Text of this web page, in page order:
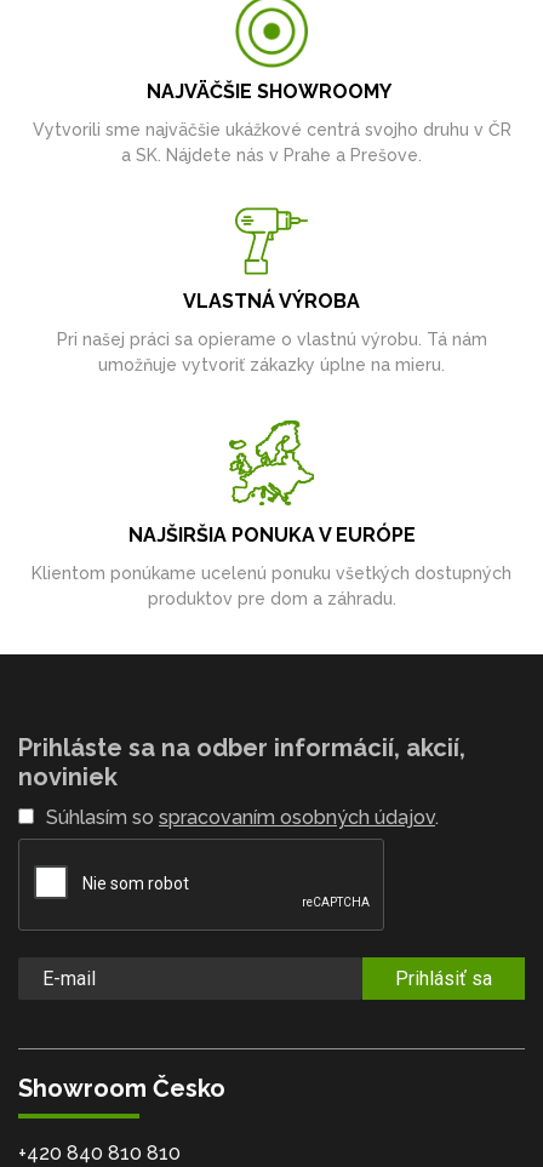
NAJVÄČŠIE SHOWROOMY
Vytvorili sme najväčšie ukážkové centrá svojho druhu v ČR
a SK. Nájdete nás v Prahe a Prešove.
VLASTNÁ VÝROBA
Pri našej práci sa opierame o vlastnú výrobu. Tá nám
umožňuje vytvoriť zákazky úplne na mieru.
NAJŠIRŠIA PONUKA V EURÓPE
Klientom ponúkame ucelenú ponuku všetkých dostupných
produktov pre dom a záhradu.
Prihláste sa na odber informácií, akcií,
noviniek
Súhlasím so spracovaním osobných údajov.
Prihlásiť sa
Showroom Česko
+420 840 810 810